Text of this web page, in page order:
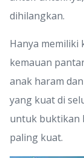
dihilangkan.
Hanya memiliki
kemauan
anak haram
yang kuat di
untuk buktikan
paling kuat.